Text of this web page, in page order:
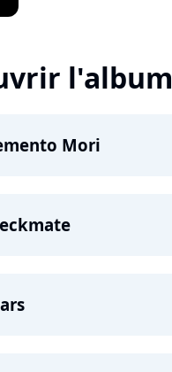
l'album
Mori